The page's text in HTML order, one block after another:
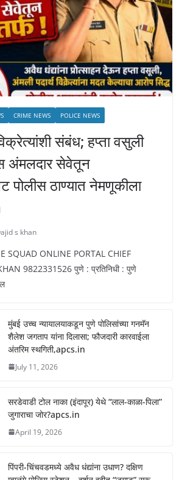
CRIME NEWS POLICE NEWS
संबंध; हप्ता वसुली
अंमलदार सेवेतून
पोलीस ठाण्यात नेमणूकीला
s khan
SQUAD ONLINE PORTAL CHIEF
9822331526 पुणे : प्रतिनिधी : पुणे
मुंबई उच्च न्यायालयाकडून पुणे पोलिसांच्या गनमॅन
शैलेश जगताप यांना दिलासा; फौजदारी कारवाईला
अंतरिम स्थगिती,apcs.in
July 11, 2026
सरडेवाडी टोल नाका (इंदापूर) येथे “लाल-काळा-पिला”
जुगाराचा जोर?apcs.in
April 19, 2026
पिंपरी-चिंचवडमध्ये अवैध धंद्यांना उधाण? दक्षिण